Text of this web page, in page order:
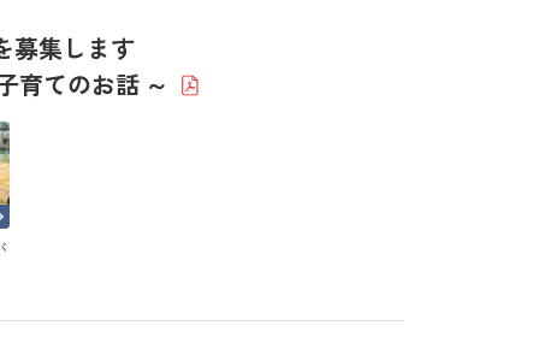
募集します
育てのお話 ～